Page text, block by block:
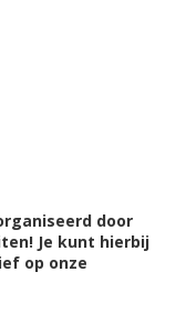
door
Je kunt hierbij
op onze